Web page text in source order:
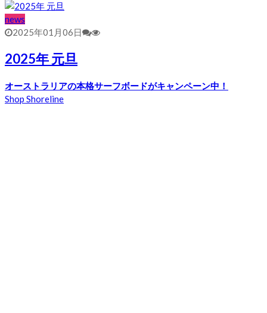
news
2025年01月06日
2025年 元旦
オーストラリアの本格サーフボードがキャンペーン中！
Shop Shoreline